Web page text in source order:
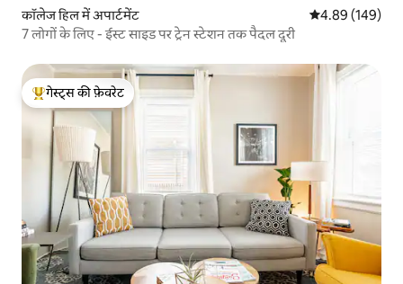
कॉलेज हिल में अपार्टमेंट औसत रेटिंग 5 में से
4.89 (149)
7 लोगों के लिए - ईस्ट साइड पर ट्रेन स्टेशन तक पैदल दूरी
गेस्ट्स का टॉप फ़ेवरेट
गेस्ट्स की फ़ेवरेट